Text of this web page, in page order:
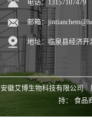
电话：13157107479
邮箱：
地址：临泉县经济开
安徽艾博生物科技有限公司
持： 食品